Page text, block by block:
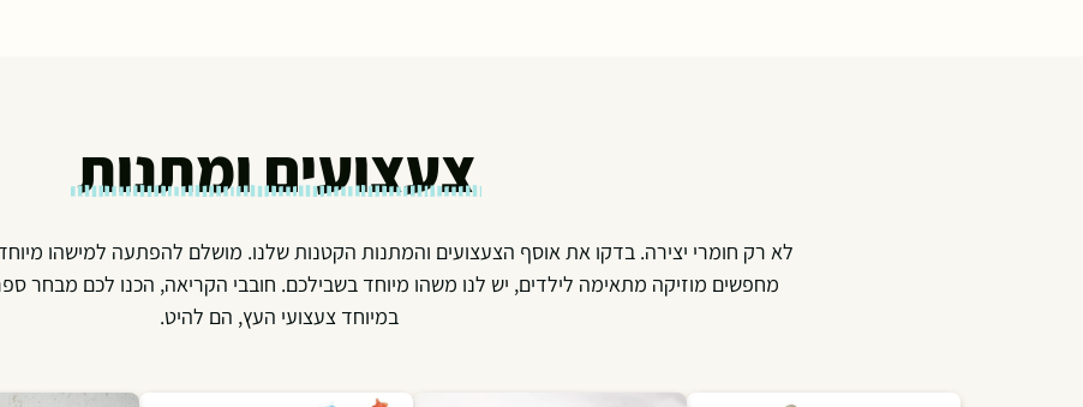
צעצועים ומתנות
לא רק חומרי יצירה. בדקו את אוסף הצעצועים והמתנות הקטנות שלנו. מושלם להפתעה למישהו
מחפשים מוזיקה מתאימה לילדים, יש לנו משהו מיוחד בשבילכם. חובבי הקריאה, הכנו לכם מבחר
במיוחד צעצועי העץ, הם להיט.